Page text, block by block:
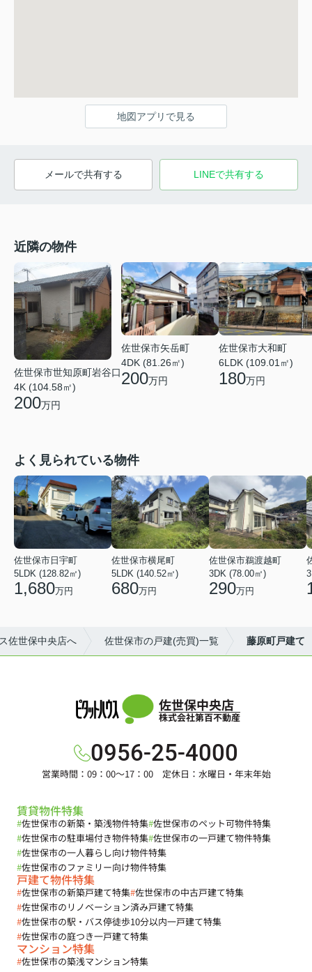
地図アプリで見る
メールで共有する LINEで共有する
近隣の物件
佐世保市世知原町岩谷口
4K (104.58㎡)
200万円
佐世保市矢岳町
4DK (81.26㎡)
200万円
佐世保市大和町
6LDK (109.01㎡)
180万円
よく見られている物件
佐世保市日宇町
5LDK (128.82㎡)
1,680万円
佐世保市横尾町
5LDK (140.52㎡)
680万円
佐世保市鵜渡越町
3DK (78.00㎡)
290万円
佐世保中央店へ 佐世保市の戸建(売買)一覧 藤原町戸建て
佐世保中央店
株式会社第百不動産
0956-25-4000
営業時間：09：00～17：00 定休日：水曜日・年末年始
賃貸物件特集
#佐世保市の新築・築浅物件特集#佐世保市のペット可物件特集
#佐世保市の駐車場付き物件特集#佐世保市の一戸建て物件特集
#佐世保市の一人暮らし向け物件特集
#佐世保市のファミリー向け物件特集
戸建て物件特集
#佐世保市の新築戸建て特集#佐世保市の中古戸建て特集
#佐世保市のリノベーション済み戸建て特集
#佐世保市の駅・バス停徒歩10分以内一戸建て特集
#佐世保市の庭つき一戸建て特集
マンション特集
#佐世保市の築浅マンション特集